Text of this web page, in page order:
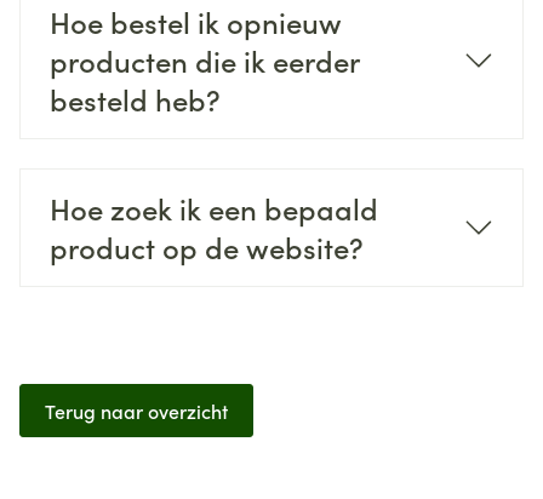
Hoe bestel ik opnieuw
producten die ik eerder
besteld heb?
Hoe zoek ik een bepaald
product op de website?
Terug naar overzicht